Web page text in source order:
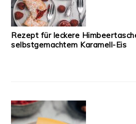
Rezept für leckere
selbstgemachtem Karamell-Eis